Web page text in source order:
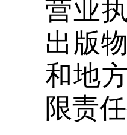
营业
出版
和地
限责